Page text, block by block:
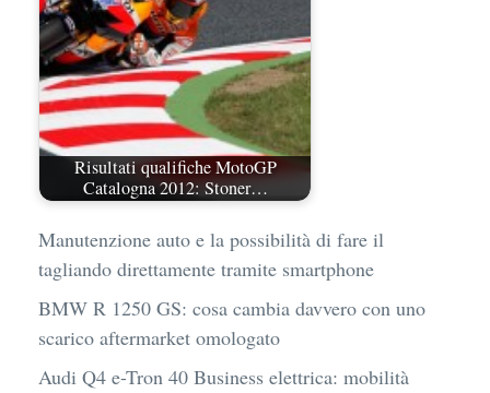
Risultati qualifiche MotoGP
Catalogna 2012: Stoner…
Manutenzione auto e la possibilità di fare il
tagliando direttamente tramite smartphone
BMW R 1250 GS: cosa cambia davvero con uno
scarico aftermarket omologato
Audi Q4 e-Tron 40 Business elettrica: mobilità